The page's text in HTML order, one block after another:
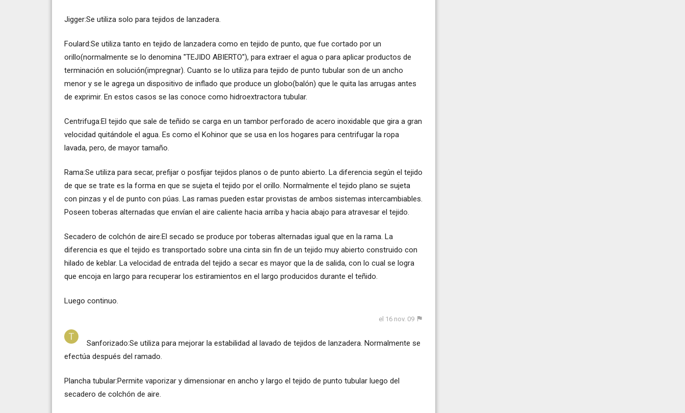
Jigger:Se utiliza solo para tejidos de lanzadera.
Foulard:Se utiliza tanto en tejido de lanzadera como en tejido de punto, que fue cortado por un
orillo(normalmente se lo denomina ''TEJIDO ABIERTO''), para extraer el agua o para aplicar productos de
terminación en solución(impregnar). Cuanto se lo utiliza para tejido de punto tubular son de un ancho
menor y se le agrega un dispositivo de inflado que produce un globo(balón) que le quita las arrugas antes
de exprimir. En estos casos se las conoce como hidroextractora tubular.
Centrifuga:El tejido que sale de teñido se carga en un tambor perforado de acero inoxidable que gira a gran
velocidad quitándole el agua. Es como el Kohinor que se usa en los hogares para centrifugar la ropa
lavada, pero, de mayor tamaño.
Rama:Se utiliza para secar, prefijar o posfijar tejidos planos o de punto abierto. La diferencia según el tejido
de que se trate es la forma en que se sujeta el tejido por el orillo. Normalmente el tejido plano se sujeta
con pinzas y el de punto con púas. Las ramas pueden estar provistas de ambos sistemas intercambiables.
Poseen toberas alternadas que envían el aire caliente hacia arriba y hacia abajo para atravesar el tejido.
Secadero de colchón de aire:El secado se produce por toberas alternadas igual que en la rama. La
diferencia es que el tejido es transportado sobre una cinta sin fin de un tejido muy abierto construido con
hilado de keblar. La velocidad de entrada del tejido a secar es mayor que la de salida, con lo cual se logra
que encoja en largo para recuperar los estiramientos en el largo producidos durante el teñido.
Luego continuo.
el 16 nov. 09
Sanforizado:Se utiliza para mejorar la estabilidad al lavado de tejidos de lanzadera. Normalmente se
efectúa después del ramado.
Plancha tubular:Permite vaporizar y dimensionar en ancho y largo el tejido de punto tubular luego del
secadero de colchón de aire.